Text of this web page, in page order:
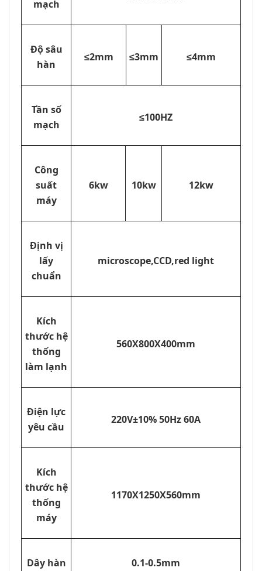
mạch
Độ sâu
hàn
≤2mm ≤3mm ≤4mm
Tần số
mạch
≤100HZ
Công
suất
máy
6kw 10kw 12kw
Định vị
lấy
chuẩn
microscope,CCD,red light
Kích
thước hệ
thống
làm lạnh
560X800X400mm
Điện lực
yêu cầu
220V±10% 50Hz 60A
Kích
thước hệ
thống
máy
1170X1250X560mm
Dây hàn 0.1-0.5mm